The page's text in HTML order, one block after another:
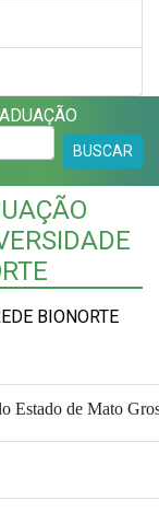
BUSCAR
BIONORTE
Estado de Mato